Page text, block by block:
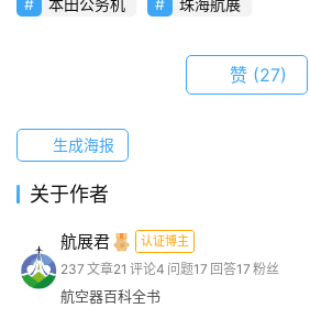
端
稿
须
本田公务机
珠海航展
赞 (27)
生成海报
关于作者
航展君 认证博主
237 文章21 评论4 问题17 回答17 粉丝
航空器百科全书